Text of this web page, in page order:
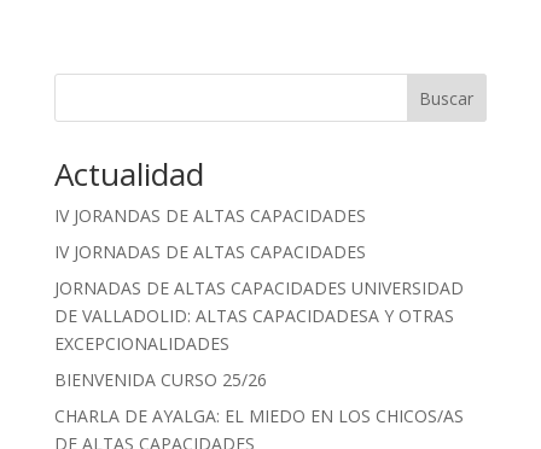
Buscar
Actualidad
IV JORANDAS DE ALTAS CAPACIDADES
IV JORNADAS DE ALTAS CAPACIDADES
JORNADAS DE ALTAS CAPACIDADES UNIVERSIDAD
DE VALLADOLID: ALTAS CAPACIDADESA Y OTRAS
EXCEPCIONALIDADES
BIENVENIDA CURSO 25/26
CHARLA DE AYALGA: EL MIEDO EN LOS CHICOS/AS
DE ALTAS CAPACIDADES